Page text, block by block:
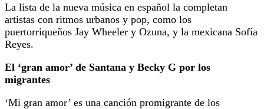
La lista de la nueva música en español la completan
artistas con ritmos urbanos y pop, como los
puertorriqueños Jay Wheeler y Ozuna, y la mexicana Sofía
Reyes.
El ‘gran amor’ de Santana y Becky G por los
migrantes
‘Mi gran amor’ es una canción promigrante de los